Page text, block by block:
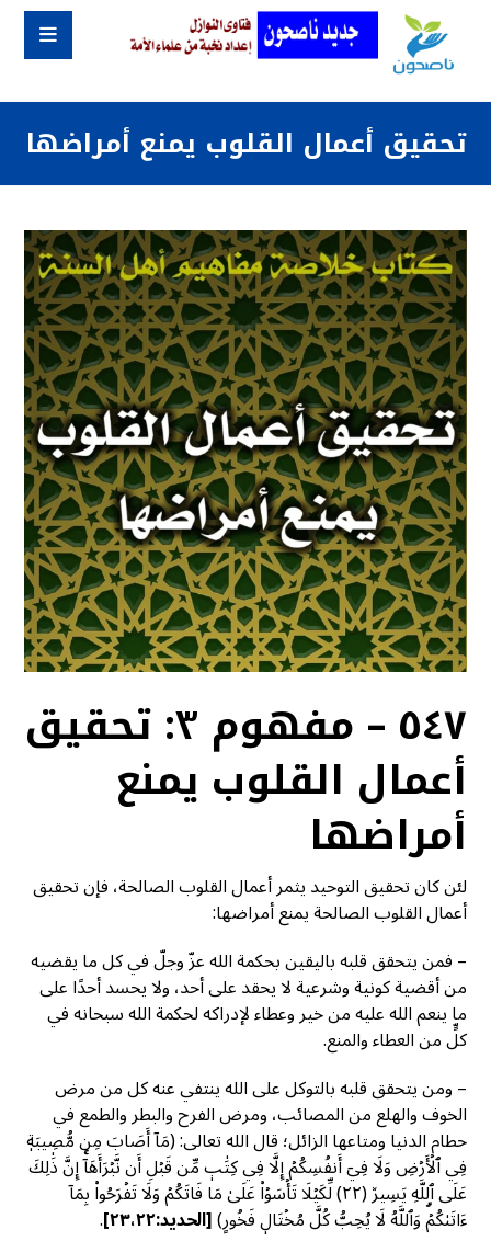
تحقيق أعمال القلوب يمنع أمراضها
٥٤٧ – مفهوم ٣: تحقيق
أعمال القلوب يمنع
أمراضها
لئن كان تحقيق التوحيد يثمر أعمال القلوب الصالحة، فإن تحقيق
أعمال القلوب الصالحة يمنع أمراضها:
– فمن يتحقق قلبه باليقين بحكمة الله عزّ وجلّ في كل ما يقضيه
من أقضية كونية وشرعية لا يحقد على أحد، ولا يحسد أحدًا على
ما ينعم الله عليه من خير وعطاء لإدراكه لحكمة الله سبحانه في
كلٍّ من العطاء والمنع.
– ومن يتحقق قلبه بالتوكل على الله ينتفي عنه كل من مرض
الخوف والهلع من المصائب، ومرض الفرح والبطر والطمع في
حطام الدنيا ومتاعها الزائل؛ قال الله تعالى: (مَآ أَصَابَ مِن مُّصِيبَةٖ
فِي ٱلۡأَرۡضِ وَلَا فِيٓ أَنفُسِكُمۡ إِلَّا فِي كِتَٰبٖ مِّن قَبۡلِ أَن نَّبۡرَأَهَآۚ إِنَّ ذَٰلِكَ
عَلَى ٱللَّهِ يَسِيرٞ (٢٢) لِّكَيۡلَا تَأۡسَوۡاْ عَلَىٰ مَا فَاتَكُمۡ وَلَا تَفۡرَحُواْ بِمَآ
ءَاتَىٰكُمۡۗ وَٱللَّهُ لَا يُحِبُّ كُلَّ مُخۡتَالٖ فَخُورٍ)[الحديد:٢٣،٢٢]
.